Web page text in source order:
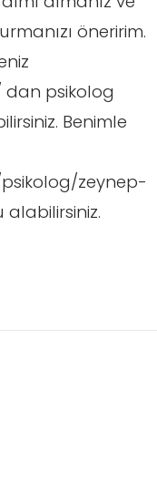
öneririm.
dan psikolog
Benimle
zeynep-